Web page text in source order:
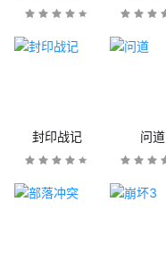
封印战记 问道